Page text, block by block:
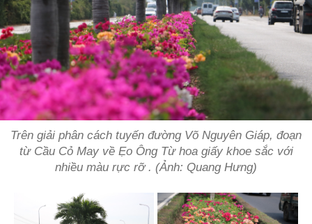
Trên giải phân cách tuyến đường Võ Nguyên Giáp, đoạn
từ Cầu Cỏ May về Ẹo Ông Từ hoa giấy khoe sắc với
nhiều màu rực rỡ . (Ảnh: Quang Hưng)